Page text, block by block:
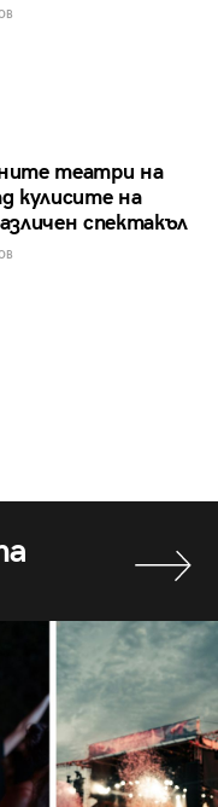
театри на
кулисите на
спектакъл